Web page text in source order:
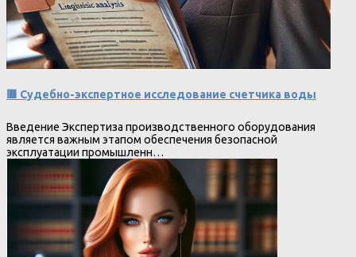
🟥 Судебно-экспертное исследование счетчика воды
Введение Экспертиза производственного оборудования
является важным этапом обеспечения безопасной
эксплуатации промышленн…